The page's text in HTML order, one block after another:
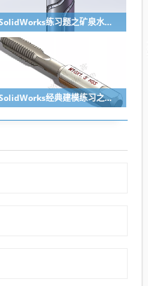
SolidWorks练习题之矿泉水瓶的绘制，难度不大主要是顶部螺纹的处理
SolidWorks经典建模练习之丝锥攻丝钻头的绘制，常规命令练习